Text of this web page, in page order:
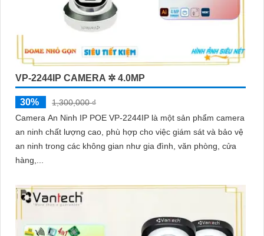
VP-2244IP CAMERA ✲ 4.0MP
30%
1,300,000 ₫
Camera An Ninh IP POE VP-2244IP là một sản phẩm camera
an ninh chất lượng cao, phù hợp cho việc giám sát và bảo vệ
an ninh trong các không gian như gia đình, văn phòng, cửa
hàng,...